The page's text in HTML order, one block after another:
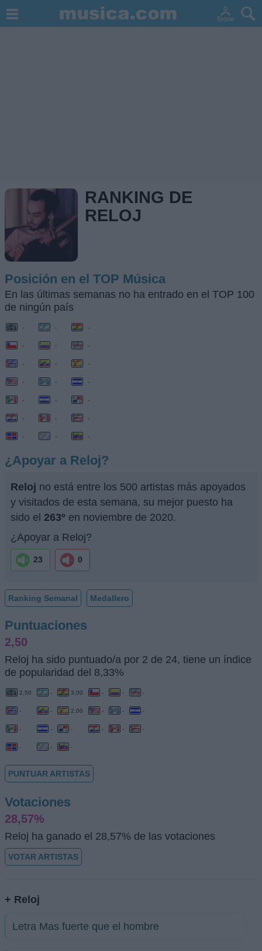
RANKING DE
RELOJ
Posición en el TOP Música
En las últimas semanas no ha entrado en el TOP 100
de ningún país
- - -
- - -
- - -
- - -
- - -
- - -
- - -
¿Apoyar a Reloj?
Reloj no está entre los 500 artistas más apoyados
y visitados de esta semana, su mejor puesto ha
sido el 263º en noviembre de 2020.
¿Apoyar a Reloj?
23 0
Ranking Semanal Medallero
Puntuaciones
2,50
Reloj ha sido puntuado/a por 2 de 24, tiene un índice
de popularidad del 8,33%
2,50 - 3,00 - - -
- - 2,00 - - -
- - - - - -
- - -
PUNTUAR ARTISTAS
Votaciones
28,57%
Reloj ha ganado el 28,57% de las votaciones
VOTAR ARTISTAS
+ Reloj
Letra Mas fuerte que el hombre